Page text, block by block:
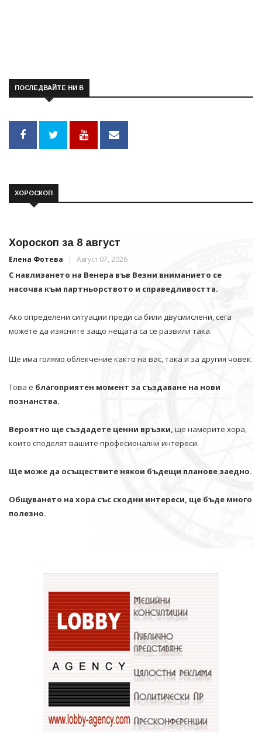
ПОСЛЕДВАЙТЕ НИ В
ХОРОСКОП
Хороскоп за 8 август
Елена Фотева Август 07, 2026
С навлизането на Венера във Везни вниманието се
насочва към партньорството и справедливостта.
Ако определени ситуации преди са били двусмислени, сега
можете да изясните защо нещата са се развили така.
Ще има голямо облекчение както на вас, така и за другия човек.
Това е благоприятен момент за създаване на нови
познанства.
Вероятно ще създадете ценни връзки, ще намерите хора,
които споделят вашите професионални интереси.
Ще може да осъществите някои бъдещи планове заедно.
Общуването на хора със сходни интереси, ще бъде много
полезно.